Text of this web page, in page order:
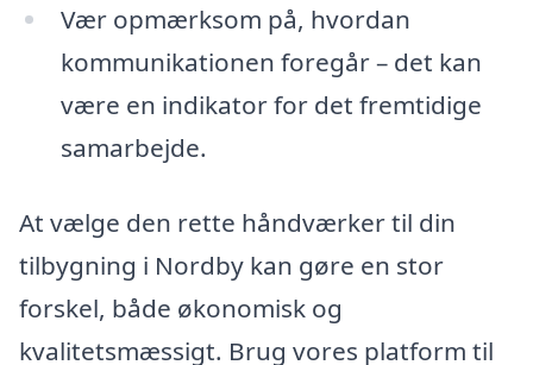
Vær opmærksom på, hvordan
kommunikationen foregår – det kan
være en indikator for det fremtidige
samarbejde.
At vælge den rette håndværker til din
tilbygning i Nordby kan gøre en stor
forskel, både økonomisk og
kvalitetsmæssigt. Brug vores platform til